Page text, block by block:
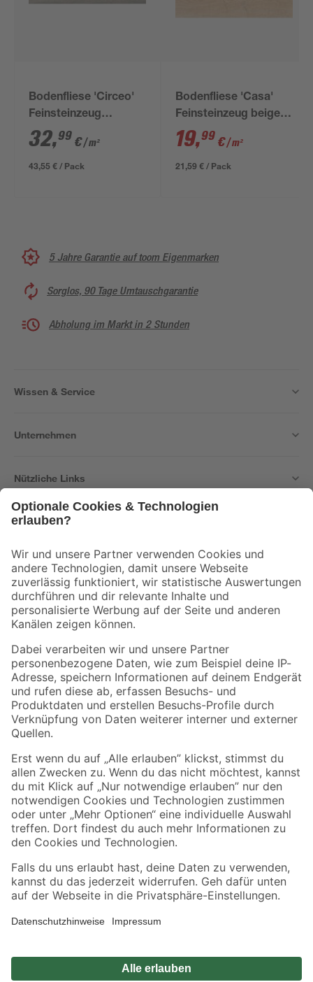
Bodenfliese 'Circeo'
Feinsteinzeug
graubeige 22,8 x 91,5
cm
32,99 €/ m²
43,55 € / Pack
Bodenfliese 'Casa'
Feinsteinzeug beige
30 x 60 cm
19,99 €/ m²
21,59 € / Pack
5 Jahre Garantie auf toom Eigenmarken
Sorglos, 90 Tage Umtauschgarantie
Abholung im Markt in 2 Stunden
Wissen & Service
Unternehmen
Nützliche Links
Der toom Newsletter: Keine Angebote und Aktionen mehr verpassen!
Zur Newsletter Anmeldung
Folge uns
Zahlungsarten Versandarten
Sicher einkaufen
Jetzt die toom-App herunterladen
Alle Preisangaben in EUR inkl. gesetzl. MwSt.. Die dargestellten Angebote sind unter
Umständen nicht in allen Märkten verfügbar. Die angegebenen Verfügbarkeiten beziehen
Produkte nur solange der Vorrat reicht.
*Paketversand ab 59 € versandkostenfrei, gilt nicht für Artikel mit Speditionsversand, hier
Privatsphäre Impressum